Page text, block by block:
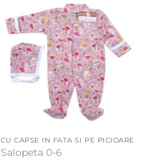
CU CAPSE IN FATA SI PE PICIOARE
Salopeta 0-6